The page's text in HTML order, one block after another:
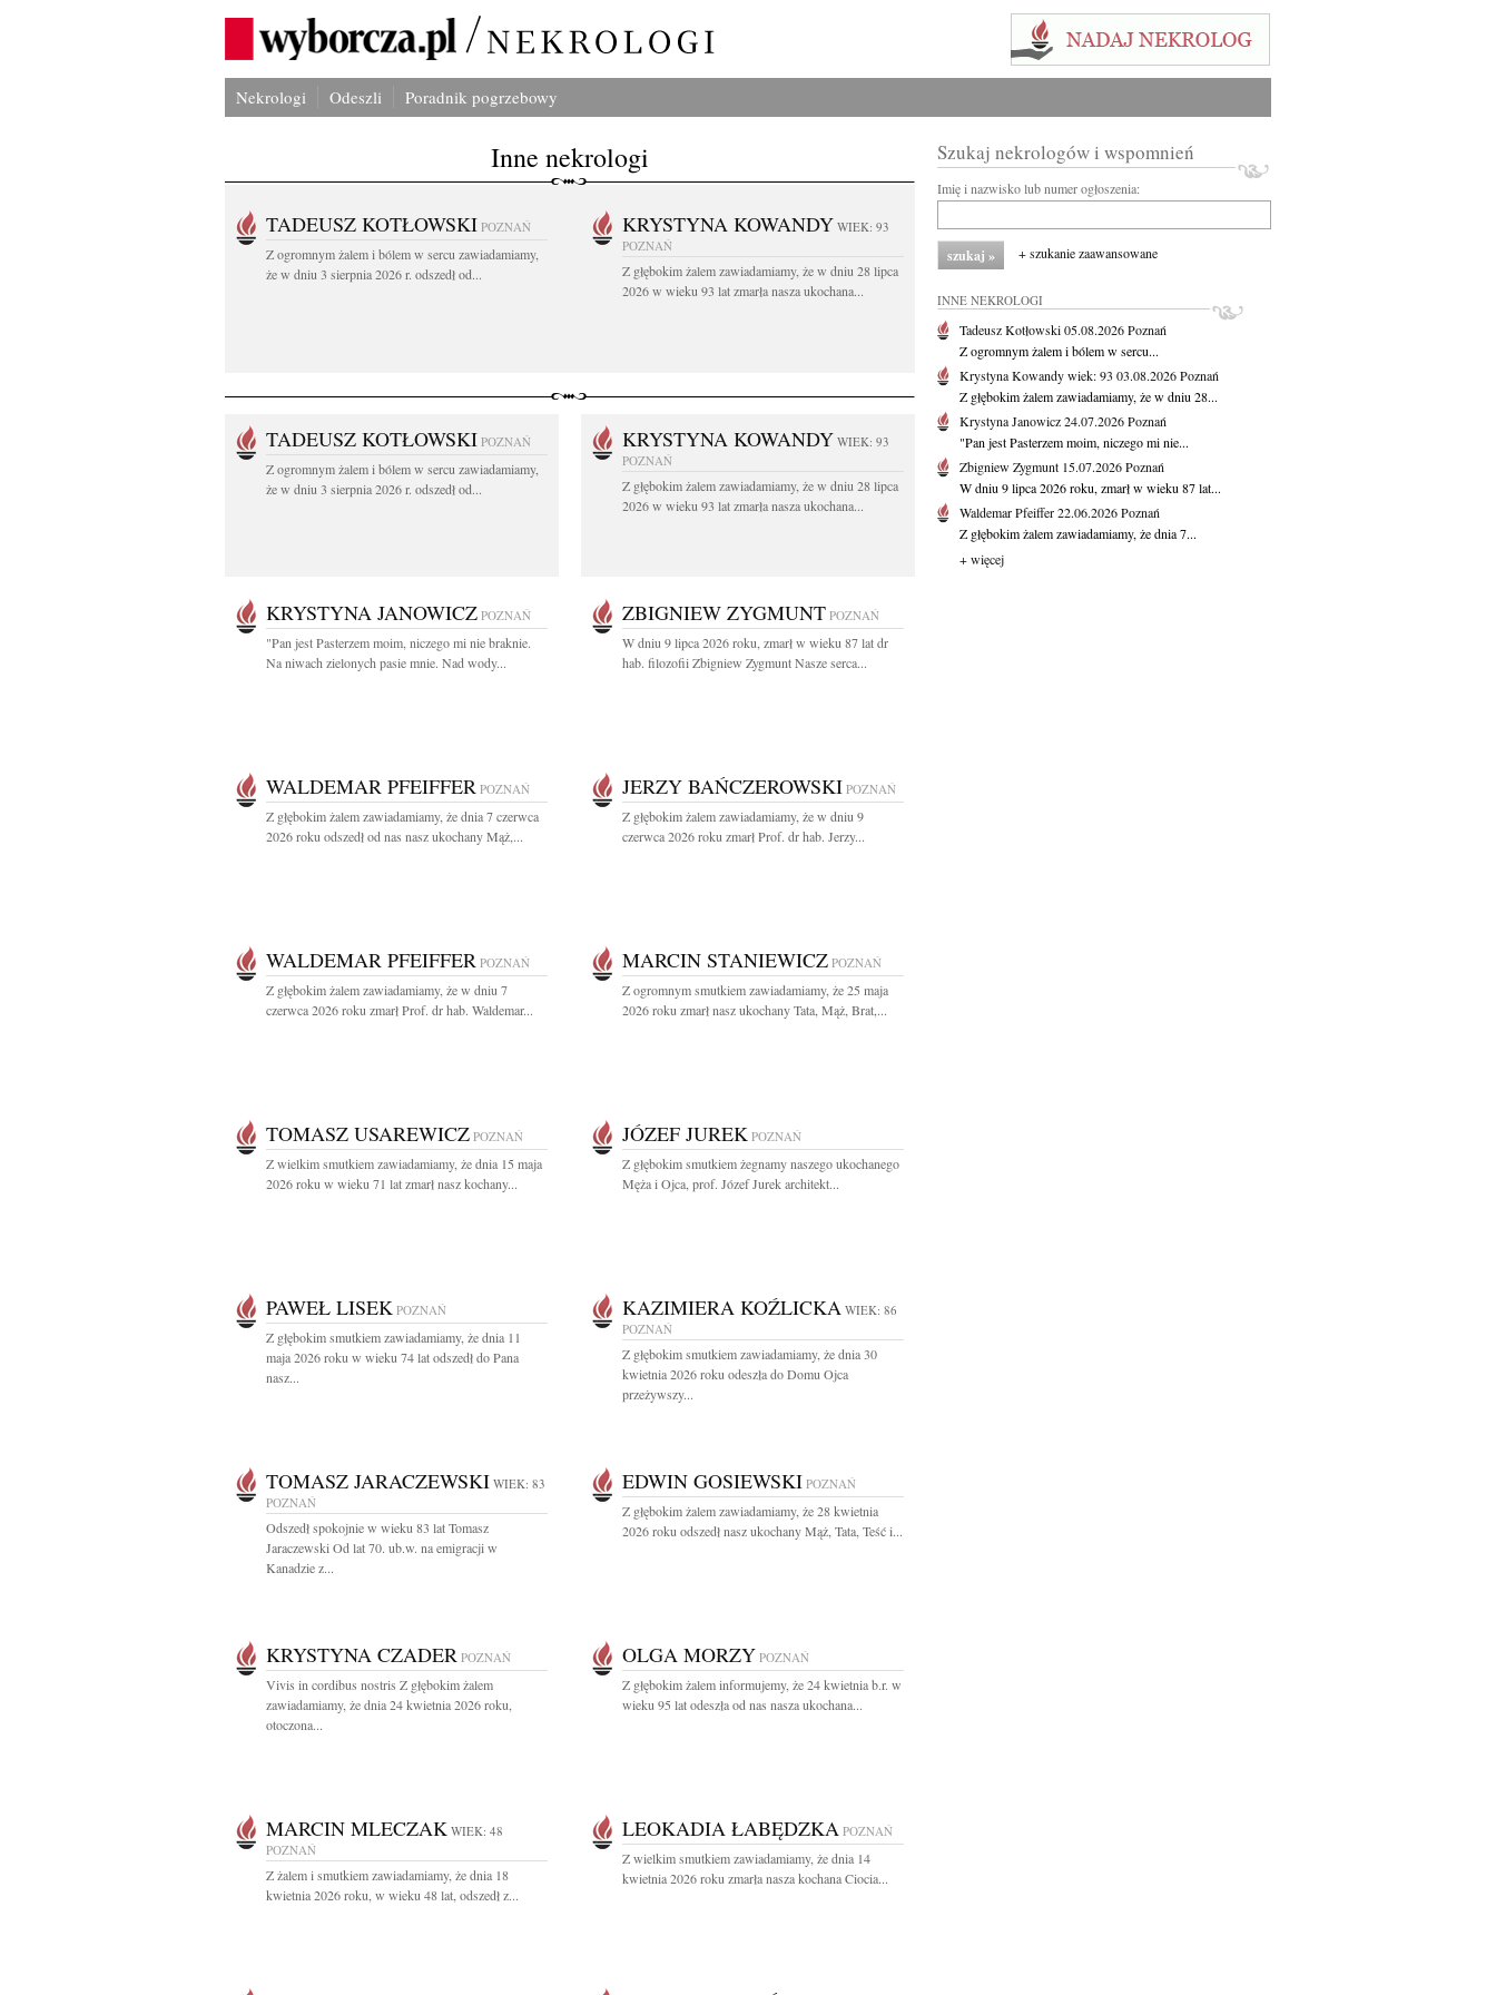
Nekrologi Odeszli Poradnik pogrzebowy
Inne nekrologi
TADEUSZ KOTŁOWSKI POZNAŃ
Z ogromnym żalem i bólem w sercu zawiadamiamy,
że w dniu 3 sierpnia 2026 r. odszedł od...
KRYSTYNA KOWANDY WIEK: 93
POZNAŃ
Z głębokim żalem zawiadamiamy, że w dniu 28 lipca
2026 w wieku 93 lat zmarła nasza ukochana...
TADEUSZ KOTŁOWSKI POZNAŃ
Z ogromnym żalem i bólem w sercu zawiadamiamy,
że w dniu 3 sierpnia 2026 r. odszedł od...
KRYSTYNA KOWANDY WIEK: 93
POZNAŃ
Z głębokim żalem zawiadamiamy, że w dniu 28 lipca
2026 w wieku 93 lat zmarła nasza ukochana...
KRYSTYNA JANOWICZ POZNAŃ
"Pan jest Pasterzem moim, niczego mi nie braknie.
Na niwach zielonych pasie mnie. Nad wody...
ZBIGNIEW ZYGMUNT POZNAŃ
W dniu 9 lipca 2026 roku, zmarł w wieku 87 lat dr
hab. filozofii Zbigniew Zygmunt Nasze serca...
WALDEMAR PFEIFFER POZNAŃ
Z głębokim żalem zawiadamiamy, że dnia 7 czerwca
2026 roku odszedł od nas nasz ukochany Mąż,...
JERZY BAŃCZEROWSKI POZNAŃ
Z głębokim żalem zawiadamiamy, że w dniu 9
czerwca 2026 roku zmarł Prof. dr hab. Jerzy...
WALDEMAR PFEIFFER POZNAŃ
Z głębokim żalem zawiadamiamy, że w dniu 7
czerwca 2026 roku zmarł Prof. dr hab. Waldemar...
MARCIN STANIEWICZ POZNAŃ
Z ogromnym smutkiem zawiadamiamy, że 25 maja
2026 roku zmarł nasz ukochany Tata, Mąż, Brat,...
TOMASZ USAREWICZ POZNAŃ
Z wielkim smutkiem zawiadamiamy, że dnia 15 maja
2026 roku w wieku 71 lat zmarł nasz kochany...
JÓZEF JUREK POZNAŃ
Z głębokim smutkiem żegnamy naszego ukochanego
Męża i Ojca, prof. Józef Jurek architekt...
PAWEŁ LISEK POZNAŃ
Z głębokim smutkiem zawiadamiamy, że dnia 11
maja 2026 roku w wieku 74 lat odszedł do Pana
nasz...
KAZIMIERA KOŹLICKA WIEK: 86
POZNAŃ
Z głębokim smutkiem zawiadamiamy, że dnia 30
kwietnia 2026 roku odeszła do Domu Ojca
przeżywszy...
TOMASZ JARACZEWSKI WIEK: 83
POZNAŃ
Odszedł spokojnie w wieku 83 lat Tomasz
Jaraczewski Od lat 70. ub.w. na emigracji w
Kanadzie z...
EDWIN GOSIEWSKI POZNAŃ
Z głębokim żalem zawiadamiamy, że 28 kwietnia
2026 roku odszedł nasz ukochany Mąż, Tata, Teść i...
KRYSTYNA CZADER POZNAŃ
Vivis in cordibus nostris Z głębokim żalem
zawiadamiamy, że dnia 24 kwietnia 2026 roku,
otoczona...
OLGA MORZY POZNAŃ
Z głębokim żalem informujemy, że 24 kwietnia b.r. w
wieku 95 lat odeszła od nas nasza ukochana...
MARCIN MLECZAK WIEK: 48
POZNAŃ
Z żalem i smutkiem zawiadamiamy, że dnia 18
kwietnia 2026 roku, w wieku 48 lat, odszedł z...
LEOKADIA ŁABĘDZKA POZNAŃ
Z wielkim smutkiem zawiadamiamy, że dnia 14
kwietnia 2026 roku zmarła nasza kochana Ciocia...
Szukaj nekrologów i wspomnień
Imię i nazwisko lub numer ogłoszenia:
+ szukanie zaawansowane
INNE NEKROLOGI
Tadeusz Kotłowski05.08.2026Poznań
Z ogromnym żalem i bólem w sercu...
Krystyna Kowandywiek: 93 03.08.2026Poznań
Z głębokim żalem zawiadamiamy, że w dniu 28...
Krystyna Janowicz24.07.2026Poznań
"Pan jest Pasterzem moim, niczego mi nie...
Zbigniew Zygmunt 15.07.2026Poznań
W dniu 9 lipca 2026 roku, zmarł w wieku 87 lat...
Waldemar Pfeiffer22.06.2026Poznań
Z głębokim żalem zawiadamiamy, że dnia 7...
+ więcej